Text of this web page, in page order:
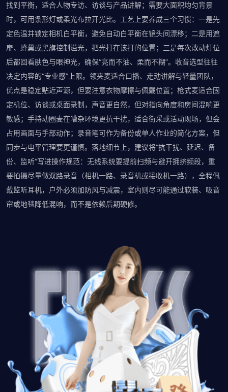
找到平衡，适合人物专访、访谈与产品讲解；需要大面积均匀背景
时，可用条形灯或柔光布拉开光比。工艺上要养成三个习惯：一是先
定色温并锁定相机白平衡，避免自动白平衡在镜头间漂移；二是用遮
扉、蜂巢或黑旗控制溢光，把光打在该打的位置；三是每次改动灯位
后都回看肤色与眼神光，确保“亮而不油、柔而不糊”。收音选型往往
决定内容的“专业感”上限。领夹麦适合口播、走动讲解与轻量团队，
优点是稳定贴近声源，但要注意衣物摩擦与佩戴位置；枪式麦适合固
定机位、访谈或桌面录制，声音更自然，但对指向角度和房间混响更
敏感；手持动圈麦在嘈杂环境更抗干扰，适合街采或活动现场，但会
占用画面与手部动作；录音笔可作为备份或单人作业的简化方案，但
同步与电平管理要更谨慎。落地细节上，建议将“抗干扰、延迟、备
份、监听”写进操作规范：无线系统要提前扫频与避开拥挤频段，重
要拍摄尽量做双路录音（相机一路、录音机或接收机一路），全程佩
戴监听耳机，户外必须加防风与减震，室内则尽可能通过软装、吸音
帘或地毯降低混响，而不是依赖后期硬修。